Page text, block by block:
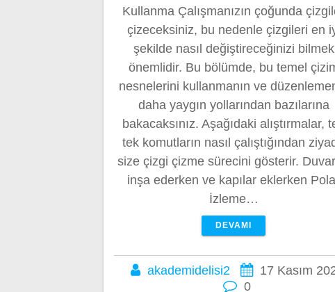
Kullanma Çalışmanızın çoğunda
çizeceksiniz, bu nedenle çizgileri en
şekilde nasıl değiştireceğinizi bilmek
önemlidir. Bu bölümde, bu temel
nesnelerini kullanmanın ve
daha yaygın yollarından bazılarına
bakacaksınız. Aşağıdaki alıştırmalar,
tek komutların nasıl çalıştığından
size çizgi çizme sürecini gösterir.
inşa ederken ve kapılar eklerken
İzleme…
DEVAMI
akademidelisi2
17 Kasım
0